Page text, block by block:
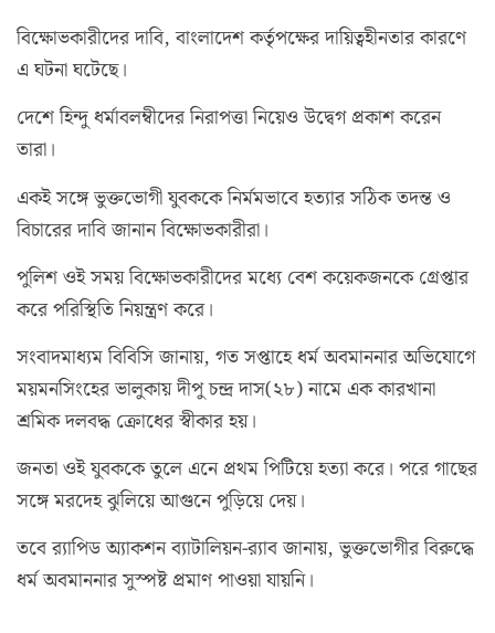
বিক্ষোভকারীদের দাবি, বাংলাদেশ কর্তৃপক্ষের দায়িত্বহীনতার কারণে
এ ঘটনা ঘটেছে।
দেশে হিন্দু ধর্মাবলম্বীদের নিরাপত্তা নিয়েও উদ্বেগ প্রকাশ করেন
তারা।
একই সঙ্গে ভুক্তভোগী যুবককে নির্মমভাবে হত্যার সঠিক তদন্ত ও
বিচারের দাবি জানান বিক্ষোভকারীরা।
পুলিশ ওই সময় বিক্ষোভকারীদের মধ্যে বেশ কয়েকজনকে গ্রেপ্তার
করে পরিস্থিতি নিয়ন্ত্রণ করে।
সংবাদমাধ্যম বিবিসি জানায়, গত সপ্তাহে ধর্ম অবমাননার অভিযোগে
ময়মনসিংহের ভালুকায় দীপু চন্দ্র দাস(২৮) নামে এক কারখানা
শ্রমিক দলবদ্ধ ক্রোধের স্বীকার হয়।
জনতা ওই যুবককে তুলে এনে প্রথম পিটিয়ে হত্যা করে। পরে গাছের
সঙ্গে মরদেহ ঝুলিয়ে আগুনে পুড়িয়ে দেয়।
তবে র‍্যাপিড অ্যাকশন ব্যাটালিয়ন-র‍্যাব জানায়, ভুক্তভোগীর বিরুদ্ধে
ধর্ম অবমাননার সুস্পষ্ট প্রমাণ পাওয়া যায়নি।